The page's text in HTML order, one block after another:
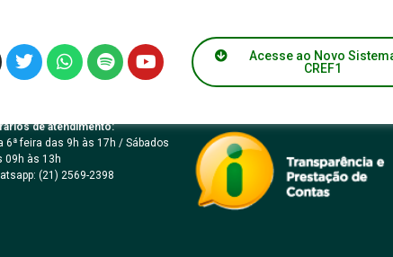
Acesse ao Novo
CREF1
2006
de atendimento:
6ª feira das 9h às 17h / Sábados
09h às 13h
(21) 2569-2398